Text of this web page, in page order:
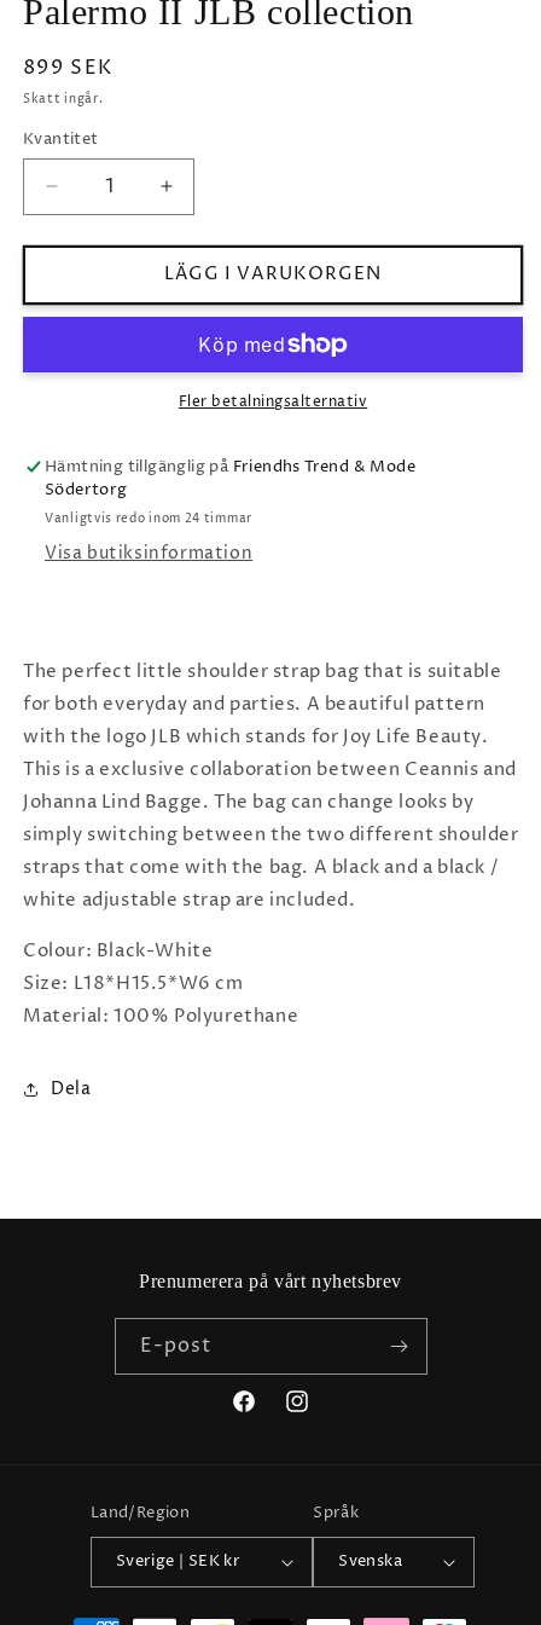
Palermo II JLB collection
Ordinarie
pris
899 SEK
Skatt ingår.
Kvantitet
Minska
kvantitet
för
II
JLB
Öka
kvantitet
för
Palermo
II
JLB
collection
LÄGG I VARUKORGEN
Fler betalningsalternativ
Hämtning tillgänglig på Friendhs Trend & Mode
Södertorg
Vanligtvis redo inom 24 timmar
Visa butiksinformation
The perfect little shoulder strap bag that is suitable
for both everyday and parties. A beautiful pattern
with the logo JLB which stands for Joy Life Beauty.
This is a exclusive collaboration between Ceannis and
Johanna Lind Bagge. The bag can change looks by
simply switching between the two different shoulder
straps that come with the bag. A black and a black /
white adjustable strap are included.
Colour: Black-White
Size: L18*H15.5*W6 cm
Material: 100% Polyurethane
Dela
Prenumerera på vårt nyhetsbrev
E-post
FacebookInstagram
Land/Region
Sverige | SEK kr
Språk
Svenska